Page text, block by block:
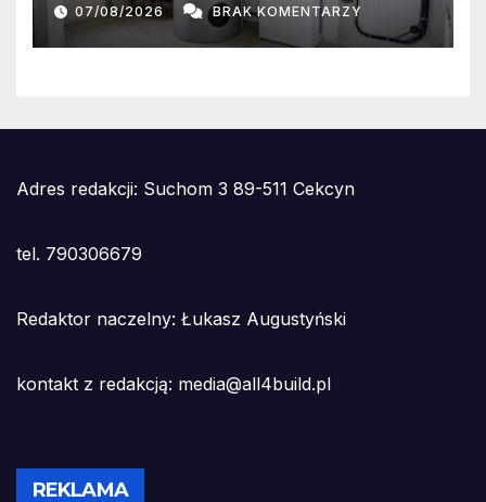
07/08/2026 BRAK KOMENTARZY
Adres redakcji: Suchom 3 89-511 Cekcyn
tel. 790306679
Redaktor naczelny: Łukasz Augustyński
kontakt z redakcją: media@all4build.pl
REKLAMA